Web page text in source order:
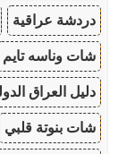
دردشة عراقية
شات وناسه تايم
دليل العراق
شات بنوتة قلبي